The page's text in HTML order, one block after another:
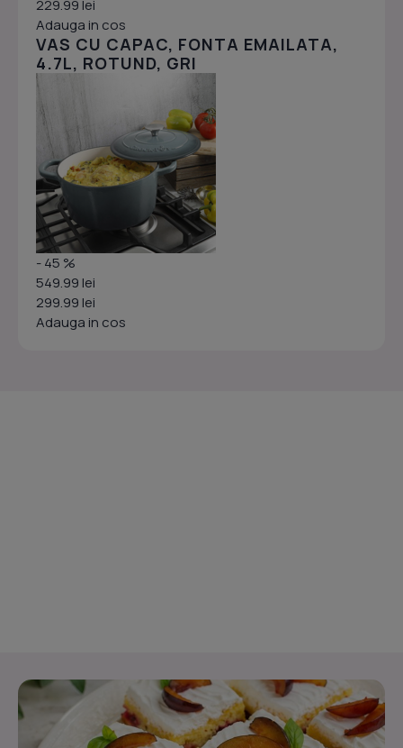
229.99 lei
Adauga in cos
VAS CU CAPAC, FONTA EMAILATA,
4.7L, ROTUND, GRI
- 45 %
549.99 lei
299.99 lei
Adauga in cos